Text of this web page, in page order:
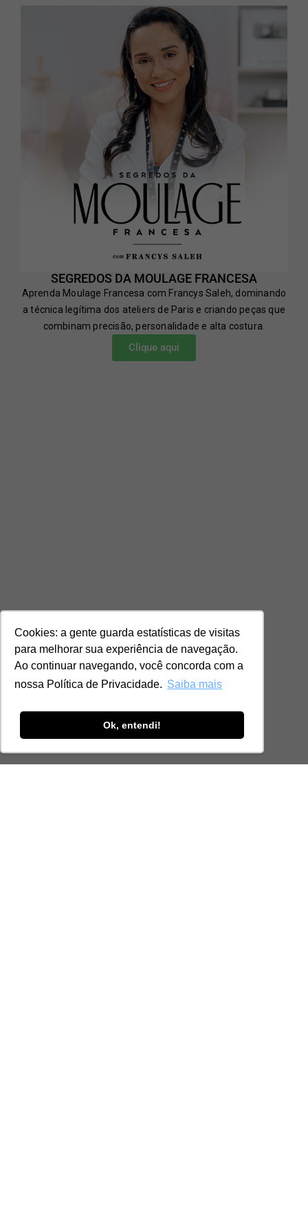
Cookies: a gente guarda estatísticas de visitas
para melhorar sua experiência de navegação.
Ao continuar navegando, você concorda com a
nossa Política de Privacidade. Saiba mais
Ok, entendi!
SEGREDOS DA MOULAGE FRANCESA
Aprenda Moulage Francesa com Francys Saleh, dominando
a técnica legítima dos ateliers de Paris e criando peças que
combinam precisão, personalidade e alta costura.
Clique aqui